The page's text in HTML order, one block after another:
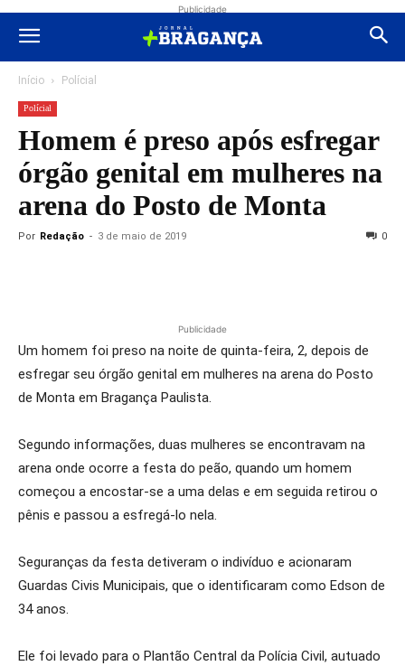
Publicidade
Início Polícial
Polícial
Homem é preso após esfregar
órgão genital em mulheres na
arena do Posto de Monta
Por Redação - 3 de maio de 2019 0
Publicidade
Um homem foi preso na noite de quinta-feira, 2, depois de
esfregar seu órgão genital em mulheres na arena do Posto
de Monta em Bragança Paulista.
Segundo informações, duas mulheres se encontravam na
arena onde ocorre a festa do peão, quando um homem
começou a encostar-se a uma delas e em seguida retirou o
pênis e passou a esfregá-lo nela.
Seguranças da festa detiveram o indivíduo e acionaram
Guardas Civis Municipais, que o identificaram como Edson de
34 anos.
Ele foi levado para o Plantão Central da Polícia Civil, autuado